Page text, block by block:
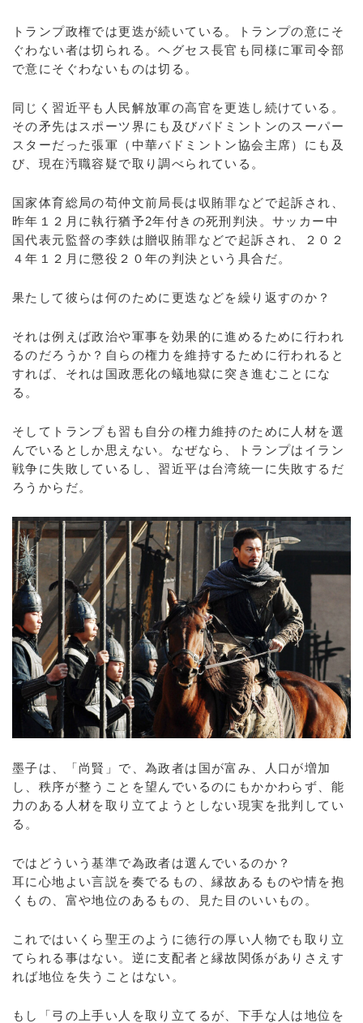
トランプ政権では更迭が続いている。トランプの意にそ
ぐわない者は切られる。ヘグセス長官も同様に軍司令部
で意にそぐわないものは切る。
同じく習近平も人民解放軍の高官を更迭し続けている。
その矛先はスポーツ界にも及びバドミントンのスーパー
スターだった張軍（中華バドミントン協会主席）にも及
び、現在汚職容疑で取り調べられている。
国家体育総局の苟仲文前局長は収賄罪などで起訴され、
昨年１２月に執行猶予2年付きの死刑判決。サッカー中
国代表元監督の李鉄は贈収賄罪などで起訴され、２０２
４年１２月に懲役２０年の判決という具合だ。
果たして彼らは何のために更迭などを繰り返すのか？
それは例えば政治や軍事を効果的に進めるために行われ
るのだろうか？自らの権力を維持するために行われると
すれば、それは国政悪化の蟻地獄に突き進むことにな
る。
そしてトランプも習も自分の権力維持のために人材を選
んでいるとしか思えない。なぜなら、トランプはイラン
戦争に失敗しているし、習近平は台湾統一に失敗するだ
ろうからだ。
墨子は、「尚賢」で、為政者は国が富み、人口が増加
し、秩序が整うことを望んでいるのにもかかわらず、能
力のある人材を取り立てようとしない現実を批判してい
る。
ではどういう基準で為政者は選んでいるのか？
耳に心地よい言説を奏でるもの、縁故あるものや情を抱
くもの、富や地位のあるもの、見た目のいいもの。
これではいくら聖王のように徳行の厚い人物でも取り立
てられる事はない。逆に支配者と縁故関係がありさえす
れば地位を失うことはない。
もし「弓の上手い人を取り立てるが、下手な人は地位を